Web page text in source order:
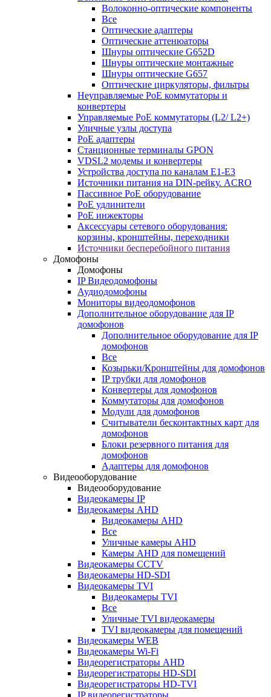
Волоконно-оптические компоненты
Все
Оптические адаптеры
Оптические аттенюаторы
Шнуры оптические G652D
Шнуры оптические монтажные
Шнуры оптические G657
Оптические циркуляторы, фильтры
Неуправляемые PoE коммутаторы и
конвертеры
Управляемые PoE коммутаторы (L2/ L2+)
Уличные узлы доступа
PoE адаптеры
Станционные терминалы GPON
VDSL2 модемы и конвертеры
Устройства доступа по каналам E1-E3
Источники питания на DIN-рейку. ACRO
Пассивное PoE оборудование
PoE удлинители
PoE инжекторы
Аксессуары сетевого оборудования:
корзины, кронштейны, переходники
Источники бесперебойного питания
Домофоны
Домофоны
IP Видеодомофоны
Аудиодомофоны
Мониторы видеодомофонов
Дополнительное оборудование для IP
домофонов
Дополнительное оборудование для IP
домофонов
Все
Козырьки/Кронштейны для домофонов
IP трубки для домофонов
Конвертеры для домофонов
Коммутаторы для домофонов
Модули для домофонов
Считыватели бесконтактных карт для
домофонов
Блоки резервного питания для
домофонов
Адаптеры для домофонов
Видеооборудование
Видеооборудование
Видеокамеры IP
Видеокамеры AHD
Видеокамеры AHD
Все
Уличные камеры AHD
Камеры AHD для помещений
Видеокамеры CCTV
Видеокамеры HD-SDI
Видеокамеры TVI
Видеокамеры TVI
Все
Уличные TVI видеокамеры
TVI видеокамеры для помещений
Видеокамеры WEB
Видеокамеры Wi-Fi
Видеорегистраторы AHD
Видеорегистраторы HD-SDI
Видеорегистраторы HD-TVI
IP видеорегистраторы